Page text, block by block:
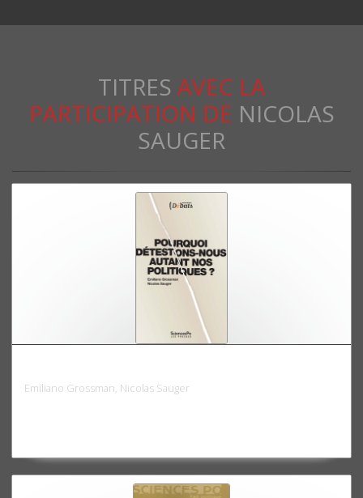
TITRES AVEC LA
PARTICIPATION DE NICOLAS
SAUGER
Emiliano Grossman, Nicolas Sauger